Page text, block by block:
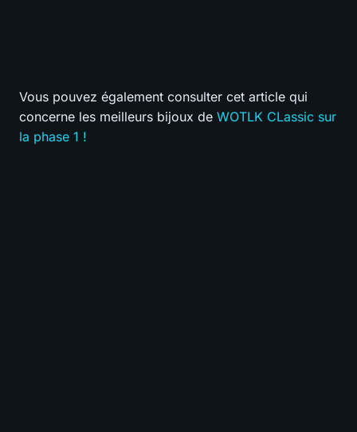
Vous pouvez également consulter cet article qui
concerne les meilleurs bijoux de WOTLK CLassic sur
la phase 1 !